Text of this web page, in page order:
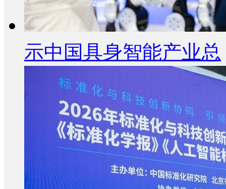
示中国具身智能产业总